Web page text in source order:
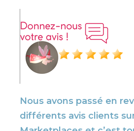
Nous avons passé en
différents avis clients